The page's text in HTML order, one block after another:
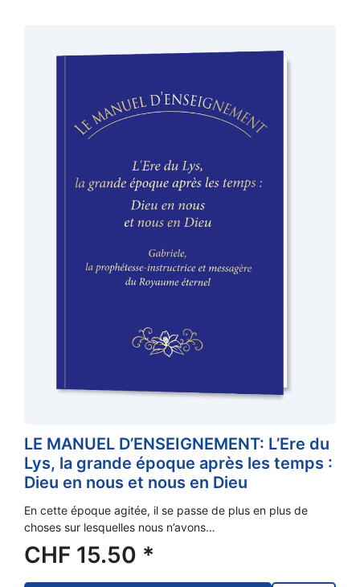
LE MANUEL D’ENSEIGNEMENT: L’Ere du
Lys, la grande époque après les temps :
Dieu en nous et nous en Dieu
En cette époque agitée, il se passe de plus en plus de
choses sur lesquelles nous n’avons…
CHF 15.50 *